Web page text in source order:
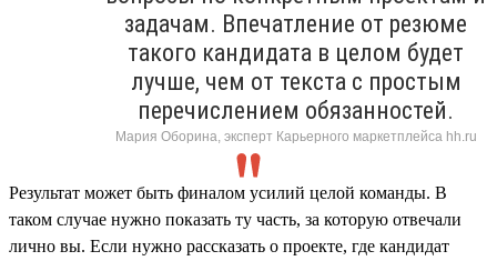
задачам. Впечатление от резюме
такого кандидата в целом будет
лучше, чем от текста с простым
перечислением обязанностей.
Мария Оборина, эксперт Карьерного маркетплейса hh.ru
Результат может быть финалом усилий целой команды. В
таком случае нужно показать ту часть, за которую отвечали
лично вы. Если нужно рассказать о проекте, где кандидат